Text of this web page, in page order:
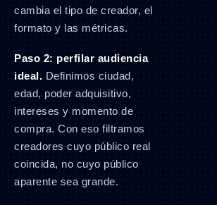
cambia el tipo de creador, el
formato y las métricas.
Paso 2: perfilar audiencia
ideal. Definimos ciudad,
edad, poder adquisitivo,
intereses y momento de
compra. Con eso filtramos
creadores cuyo público real
coincida, no cuyo público
aparente sea grande.